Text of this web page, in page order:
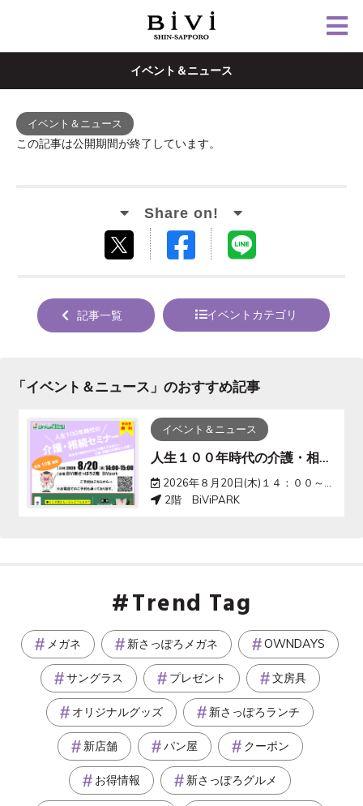
イベント＆ニュース
イベント＆ニュース
この記事は公開期間が終了しています。
する
Facebook
る
記事一覧 イベントカテゴリ
「イベント＆ニュース 」のおすすめ記事
イベント＆ニュース
人生１００年時代の介護・相続セミナー
2026年８月20日(木)１４：００～１５：００
2階 BiViPARK
Trend Tag
メガネ 新さっぽろメガネ OWNDAYS
サングラス プレゼント 文房具
オリジナルグッズ 新さっぽろランチ
新店舗 パン屋 クーポン
お得情報 新さっぽろグルメ